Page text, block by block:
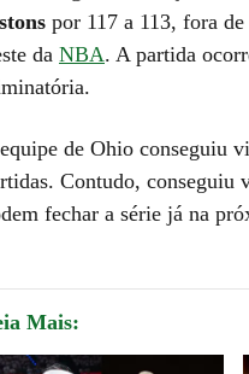
por 117 a 113, fora
da NBA. A partida
de Ohio conseguiu
Contudo, conseguiu
fechar a série já na
Mais: